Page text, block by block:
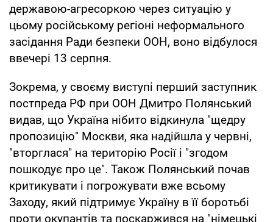
державою-агресоркою через ситуацію у
цьому російському регіоні неформального
засідання Ради безпеки ООН, воно відбулося
ввечері 13 серпня.
Зокрема, у своєму виступі перший заступник
постпреда РФ при ООН Дмитро Полянський
видав, що Україна нібито відкинула "щедру
пропозицію" Москви, яка надійшла у червні,
"вторглася" на територію Росії і "згодом
пошкодує про це". Також Полянський почав
критикувати і погрожувати вже всьому
Заходу, який підтримує Україну в її боротьбі
проти окупантів та поскаржився на "німецькі